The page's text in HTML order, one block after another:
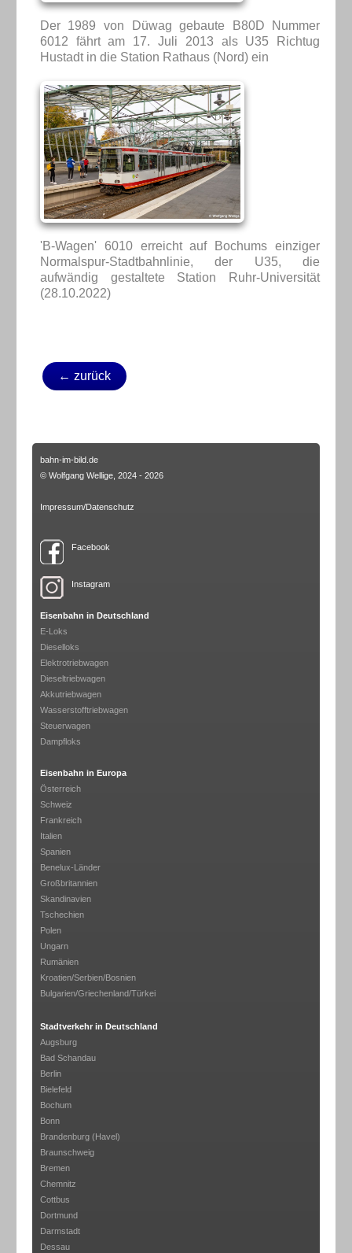
Der 1989 von Düwag gebaute B80D Nummer
6012 fährt am 17. Juli 2013 als U35 Richtug
Hustadt in die Station Rathaus (Nord) ein
'B-Wagen' 6010 erreicht auf Bochums einziger
Normalspur-Stadtbahnlinie, der U35, die
aufwändig gestaltete Station Ruhr-Universität
(28.10.2022)
← zurück
bahn-im-bild.de
© Wolfgang Wellige, 2024 - 2026
Impressum/Datenschutz
Facebook
Instagram
Eisenbahn in Deutschland
E-Loks
Dieselloks
Elektrotriebwagen
Dieseltriebwagen
Akkutriebwagen
Wasserstofftriebwagen
Steuerwagen
Dampfloks
Eisenbahn in Europa
Österreich
Schweiz
Frankreich
Italien
Spanien
Benelux-Länder
Großbritannien
Skandinavien
Tschechien
Polen
Ungarn
Rumänien
Kroatien/Serbien/Bosnien
Bulgarien/Griechenland/Türkei
Stadtverkehr in Deutschland
Augsburg
Bad Schandau
Berlin
Bielefeld
Bochum
Bonn
Brandenburg (Havel)
Braunschweig
Bremen
Chemnitz
Cottbus
Dortmund
Darmstadt
Dessau